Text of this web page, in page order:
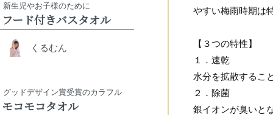
やすい梅雨時期は
【３つの特性】
１．速乾
水分を拡散するこ
２．除菌
銀イオンが臭いと
新生児やお子様のために
フード付きバスタオル
くるむん
グッドデザイン賞受賞のカラフル
モコモコタオル